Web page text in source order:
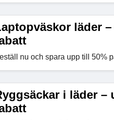
läder
nu och spara upp till 50%
i läder –